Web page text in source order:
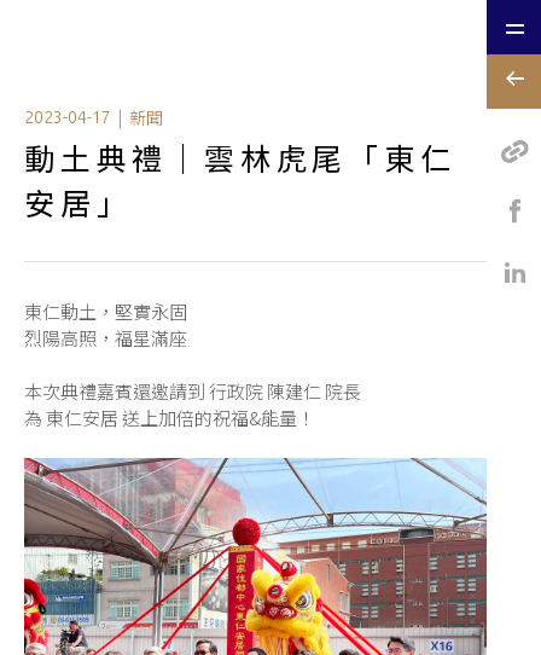
2023-04-17 | 新聞
動土典禮｜雲林虎尾「東仁
安居」
東仁動土，堅實永固
烈陽高照，福星滿座
本次典禮嘉賓還邀請到 行政院 陳建仁 院長
為 東仁安居 送上加倍的祝福&能量！